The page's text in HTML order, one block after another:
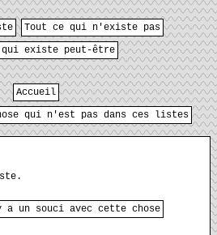
Tout ce qui n'existe pas
qui existe peut-être
Accueil
qui n'est pas dans ces listes